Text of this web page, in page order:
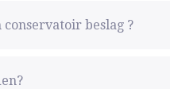
beslag ?